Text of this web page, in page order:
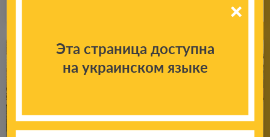
Эта страница доступна
на украинском языке